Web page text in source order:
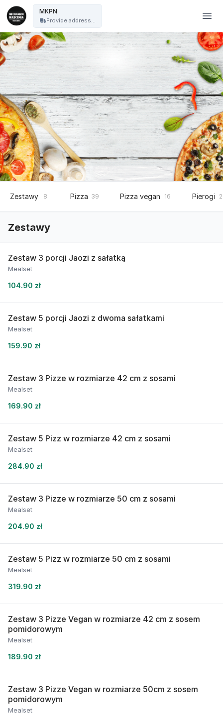
MKPN
Provide address...
Zestawy 8 Pizza 39 Pizza vegan 16 Pierogi
Zestawy
Zestaw 3 porcji Jaozi z sałatką
Mealset
104.90 zł
Zestaw 5 porcji Jaozi z dwoma sałatkami
Mealset
159.90 zł
Zestaw 3 Pizze w rozmiarze 42 cm z sosami
Mealset
169.90 zł
Zestaw 5 Pizz w rozmiarze 42 cm z sosami
Mealset
284.90 zł
Zestaw 3 Pizze w rozmiarze 50 cm z sosami
Mealset
204.90 zł
Zestaw 5 Pizz w rozmiarze 50 cm z sosami
Mealset
319.90 zł
Zestaw 3 Pizze Vegan w rozmiarze 42 cm z sosem
pomidorowym
Mealset
189.90 zł
Zestaw 3 Pizze Vegan w rozmiarze 50cm z sosem
pomidorowym
Mealset